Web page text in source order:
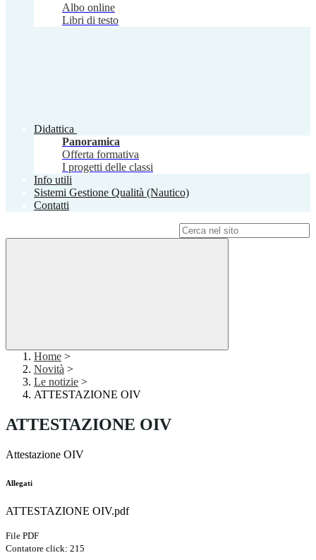
Albo online
Libri di testo
Didattica
Panoramica
Offerta formativa
I progetti delle classi
Info utili
Sistemi Gestione Qualità (Nautico)
Contatti
Home >
Novità >
Le notizie >
ATTESTAZIONE OIV
ATTESTAZIONE OIV
Attestazione OIV
Allegati
ATTESTAZIONE OIV.pdf
File PDF
Contatore click: 215